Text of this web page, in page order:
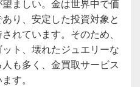
ましい。金は世界中で価
り、安定した投資対象と
れています。そのため、
ト、壊れたジュエリーな
も多く、金買取サービス
す。